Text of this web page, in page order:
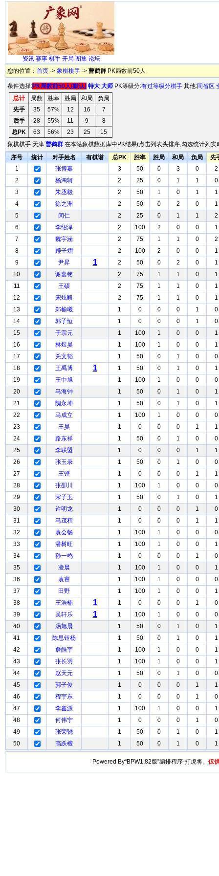
资讯 赛事 棋手 开局 图集 论坛
您的位置： 首页 -> 象棋棋手 -> 曹鹤群 PK局数前50人
条件选择:PK局数前50人(默认) 特大 大师 PK等级分:有过等级分棋手 其他:同省区
总计
局数 胜率 胜局 和局
负局
先手
35 57% 12 16
7
后手
28 55% 11 9
8
总PK
63 56% 23 25
15
象棋棋手 天津 曹鹤群 在本站象棋数据库中PK结果(点击列表头排序;勾选统计列
序号
统计 对手姓名 有棋谱 总PK 胜率 胜局 和局 负局
先
1
张博嘉 3 50 0 3 0
2
2
杨鸿轲 2 25 0 1 1
0
3
朱丞毅 2 50 1 0 1
1
4
徐之洲 2 50 0 2 0
1
5
闵仁 2 25 0 1 1
2
6
李绍泽 2 100 2 0 0
1
7
魏宇涵 2 75 1 1 0
2
8
顾子熠 2 100 2 0 0
1
9
尹昇 1 2 50 0 2 0
1
10
谢嘉铭 2 75 1 1 0
1
11
王硕 2 75 1 1 0
1
12
宋炫毅 2 75 1 1 0
1
13
郑榆曦 1 0 0 0 1
0
14
郭子恒 1 0 0 0 1
0
15
于宗元 1 100 1 0 0
1
16
林煜昊 1 100 1 0 0
1
17
关文韬 1 50 0 1 0
0
18
王禹博 1 1 50 0 1 0
1
19
王中旭 1 100 1 0 0
0
20
马海钟 1 50 0 1 0
1
21
隗永坤 1 50 0 1 0
1
22
马成立 1 100 1 0 0
0
23
王昊 1 0 0 0 1
1
24
路东祥 1 50 0 1 0
0
25
李联盟 1 0 0 0 1
1
26
张玉录 1 50 0 1 0
0
27
王铿 1 0 0 0 1
1
28
张卲川 1 100 1 0 0
0
29
宋子玉 1 50 0 1 0
1
30
许明龙 1 0 0 0 1
0
31
马茂程 1 0 0 0 1
1
32
袁会畅 1 100 1 0 0
0
33
潘树旺 1 100 1 0 0
1
34
孙一鸣 1 0 0 0 1
0
35
凌晨 1 100 1 0 0
1
36
袁睿 1 100 1 0 0
0
37
田野 1 100 1 0 0
1
38
王浩楠 1 1 0 0 0 1
0
39
吴轩乐 1 1 100 1 0 0
0
40
汤旭晨 1 50 0 1 0
1
41
陈思钰杨 1 50 0 1 0
1
42
詹皓宇 1 100 1 0 0
1
43
张长羽 1 100 1 0 0
1
44
赵天元 1 50 0 1 0
0
45
郭子俊 1 0 0 0 1
1
46
程宇东 1 0 0 0 1
0
47
李鑫源 1 100 1 0 0
1
48
何伟宁 1 0 0 0 1
0
49
张荣骁 1 50 0 1 0
1
50
高跃檀 1 50 0 1 0 1
Powered By“BPW1.82版”编排程序-打虎将。 仅